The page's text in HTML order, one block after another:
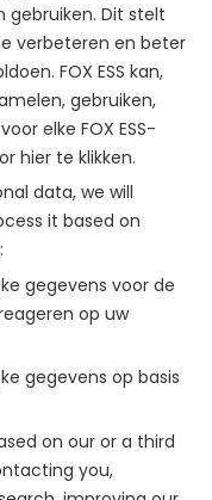
gebruiken. Dit stelt
verbeteren en beter
FOX ESS kan,
gebruiken,
elke FOX ESS-
hier te klikken.
data, we will
it based on
gegevens voor de
op uw
gegevens op basis
on our or a third
you,